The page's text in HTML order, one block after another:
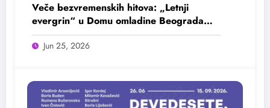
Veče bezvremenskih hitova: „Letnji
evergrin“ u Domu omladine Beograda
25. juna
Jun 25, 2026